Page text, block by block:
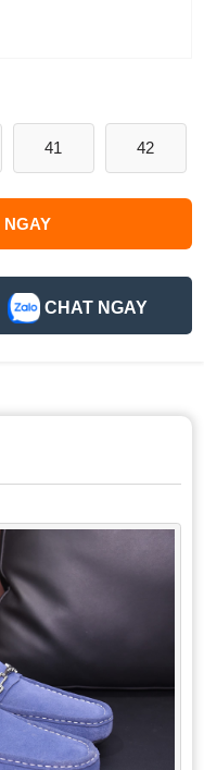
41 42
NGAY
CHAT NGAY